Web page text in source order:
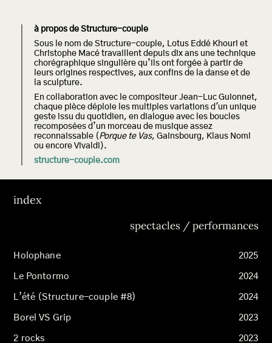
à propos de Structure-couple
Sous le nom de Structure-couple, Lotus Eddé Khouri et
Christophe Macé travaillent depuis dix ans une technique
chorégraphique singulière qu’ils ont forgée à partir de
leurs origines respectives, aux confins de la danse et de
la sculpture.
En collaboration avec le compositeur Jean-Luc Guionnet,
chaque pièce déploie les multiples variations d'un unique
geste issu du quotidien, en dialogue avec les boucles
recomposées d’un morceau de musique assez
reconnaissable (Porque te Vas, Gainsbourg, Klaus Nomi
ou encore Vivaldi).
structure-couple.com
index
spectacles / performances
2025
Holophane
2024
Le Pontormo
2024
L’été (Structure-couple #8)
2023
Borel VS Grip
2023
2 rocks